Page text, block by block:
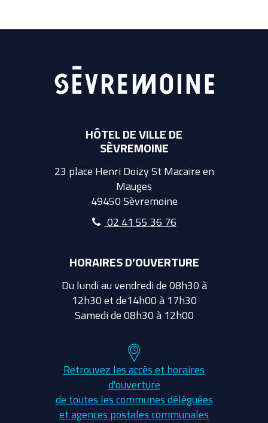
HÔTEL DE VILLE DE
SÈVREMOINE
23 place Henri Doizy St Macaire en
Mauges
49450 Sèvremoine
02 41 55 36 76
HORAIRES D’OUVERTURE
Du lundi au vendredi de 08h30 à
12h30 et de14h00 à 17h30
Samedi de 08h30 à 12h00
Retrouvez les accès et horaires
d'ouverture
de toutes les communes déléguées
et agences postales communales